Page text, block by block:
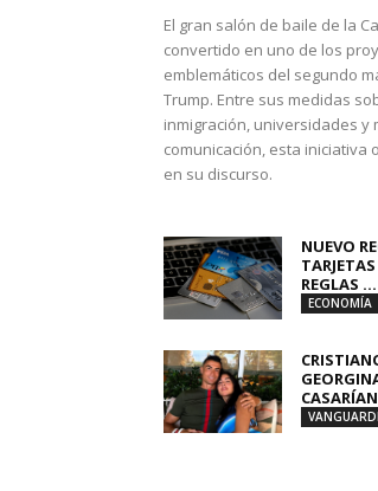
El gran salón de baile de la
convertido en uno de los
emblemáticos del segundo
Trump. Entre sus medidas
inmigración, universidades y
comunicación, esta iniciativa
en su discurso.
NUEVO
REGLAS ...
ECONOMÍA